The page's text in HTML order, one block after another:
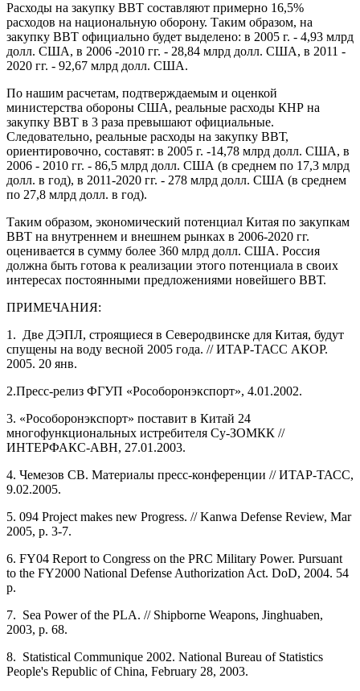
Расходы на закупку ВВТ составляют примерно 16,5%
расходов на национальную оборону. Таким образом, на
закупку ВВТ официально будет выделено: в 2005 г. - 4,93 млрд
долл. США, в 2006 -2010 гг. - 28,84 млрд долл. США, в 2011 -
2020 гг. - 92,67 млрд долл. США.
По нашим расчетам, подтверждаемым и оценкой
министерства обороны США, реальные расходы КНР на
закупку ВВТ в 3 раза превышают официальные.
Следовательно, реальные расходы на закупку ВВТ,
ориентировочно, составят: в 2005 г. -14,78 млрд долл. США, в
2006 - 2010 гг. - 86,5 млрд долл. США (в среднем по 17,3 млрд
долл. в год), в 2011-2020 гг. - 278 млрд долл. США (в среднем
по 27,8 млрд долл. в год).
Таким образом, экономический потенциал Китая по закупкам
ВВТ на внутреннем и внешнем рынках в 2006-2020 гг.
оценивается в сумму более 360 млрд долл. США. Россия
должна быть готова к реализации этого потенциала в своих
интересах постоянными предложениями новейшего ВВТ.
ПРИМЕЧАНИЯ:
1. Две ДЭПЛ, строящиеся в Северодвинске для Китая, будут
спущены на воду весной 2005 года. // ИТАР-ТАСС АКОР.
2005. 20 янв.
2.Пресс-релиз ФГУП «Рособоронэкспорт», 4.01.2002.
3. «Рособоронэкспорт» поставит в Китай 24
многофункциональных истребителя Су-ЗОМКК //
ИНТЕРФАКС-АВН, 27.01.2003.
4. Чемезов СВ. Материалы пресс-конференции // ИТАР-ТАСС,
9.02.2005.
5. 094 Project makes new Progress. // Kanwa Defense Review, Mar
2005, p. 3-7.
6. FY04 Report to Congress on the PRC Military Power. Pursuant
to the FY2000 National Defense Authorization Act. DoD, 2004. 54
p.
7. Sea Power of the PLA. // Shipborne Weapons, Jinghuaben,
2003, p. 68.
8. Statistical Communique 2002. National Bureau of Statistics
People's Republic of China, February 28, 2003.